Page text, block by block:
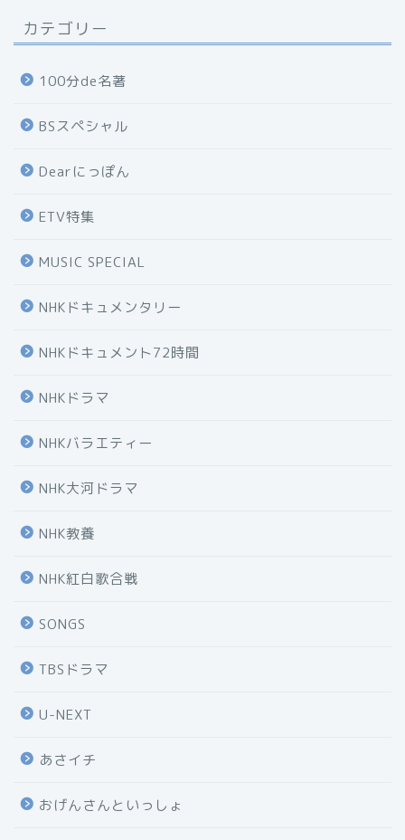
カテゴリー
100分de名著
BSスペシャル
Dearにっぽん
ETV特集
MUSIC SPECIAL
NHKドキュメンタリー
NHKドキュメント72時間
NHKドラマ
NHKバラエティー
NHK大河ドラマ
NHK教養
NHK紅白歌合戦
SONGS
TBSドラマ
U-NEXT
あさイチ
おげんさんといっしょ